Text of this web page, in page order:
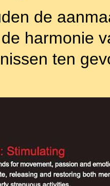
de
harmonie
ten